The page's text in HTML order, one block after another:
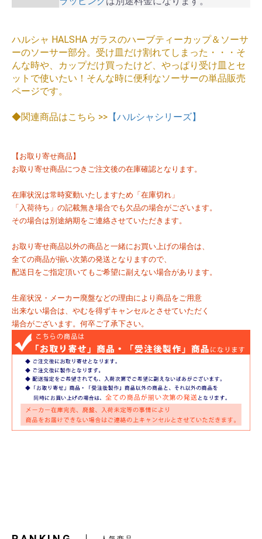
ハルシャ HALSHA ガラスのハーブティーカップ＆ソーサ
ーのソーサー部分。受け皿だけ割れてしまった・・・そ
んな時や、カップだけ買ったけど、やっぱり受け皿とセ
ットで使いたい！そんな時に便利なソーサーの単品販売
ページです。
◆関連商品はこちら >> 【ハルシャシリーズ】
【お取り寄せ商品】
お取り寄せ商品につきご注文後の在庫確認となります。
在庫状況は常時変動いたしますため「在庫切れ」
「入荷待ち」の記載無き場合でも欠品の場合がございます。
その場合は別途納期をご連絡させていただきます。
お取り寄せ商品以外の商品と一緒にお買い上げの場合は、
全ての商品が揃い次第の発送となりますので、
配送日をご指定頂いてもご希望に副えない場合があります。
生産状況・メーカー廃盤などの理由により商品をご用意
出来ない場合は、やむを得ずキャンセルとさせていただく
場合がございます。何卒ご了承下さい。